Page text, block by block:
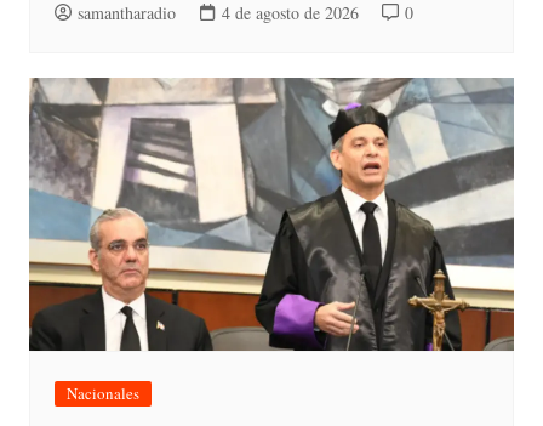
samantharadio 4 de agosto de 2026 0
Nacionales